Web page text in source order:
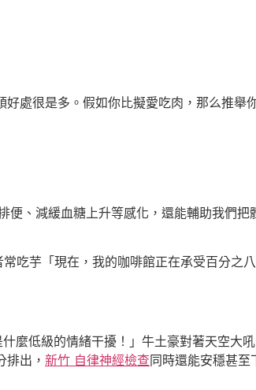
處很是多。假如你比擬愛吃肉，那么推舉
、減緩血糖上升等感化，還能輔助我們把
吃芋「現在，我的咖啡館正在承受百分之
麼低級的情緒干擾！」牛土豪對著天空大
出， 新竹 自律神經檢查同時還能安穩甚至